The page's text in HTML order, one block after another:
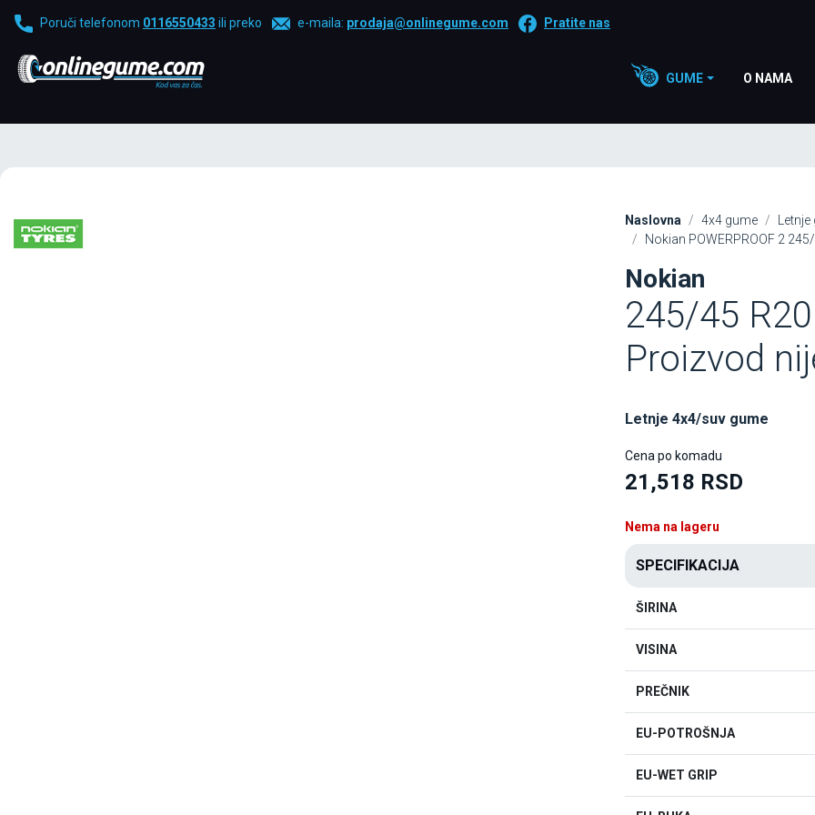
Poruči telefonom 0116550433 ili preko e-maila: prodaja@onlinegume.com Pratite nas
GUME O NAMA
Naslovna 4x4 gume
Nokian POWERPROOF 2
Nokian
245/45
Proizvod
Letnje 4x4/suv gume
Cena po komadu
21,518 RSD
Nema na lageru
SPECIFIKACIJA
ŠIRINA
VISINA
PREČNIK
EU-POTROŠNJA
EU-WET GRIP